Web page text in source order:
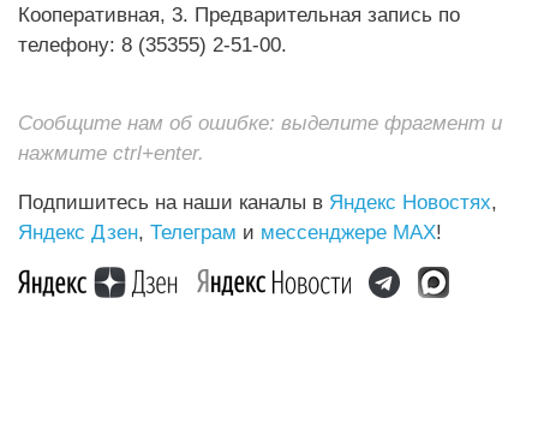
Кооперативная, 3. Предварительная запись по
телефону: 8 (35355) 2‑51‑00.
Сообщите нам об ошибке: выделите фрагмент и
нажмите ctrl+enter.
Подпишитесь на наши каналы в Яндекс Новостях,
Яндекс Дзен, Телеграм и мессенджере MAX!